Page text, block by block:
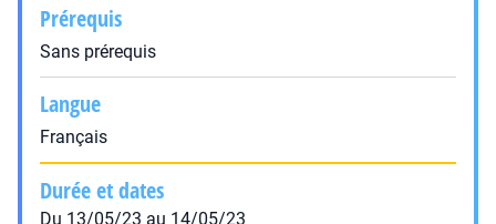
Prérequis
Sans prérequis
Langue
Français
Durée et dates
Du 13/05/23 au 14/05/23